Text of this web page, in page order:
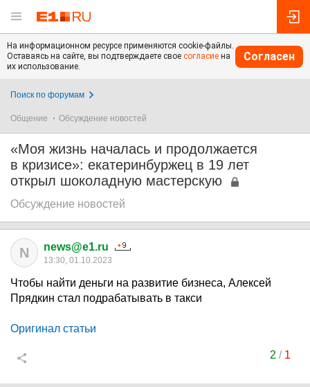
На информационном ресурсе применяются cookie-файлы.
Оставаясь на сайте, вы подтверждаете свое согласие на
их использование.
Согласен
Поиск по форумам
Общение Обсуждение новостей
«Моя жизнь началась и продолжается
в кризисе»: екатеринбуржец в 19 лет
открыл шоколадную мастерскую
Обсуждение новостей
N news@e1.ru
13:30, 01.10.2023
Чтобы найти деньги на развитие бизнеса, Алексей
Прядкин стал подрабатывать в такси
Оригинал статьи
2 / 1